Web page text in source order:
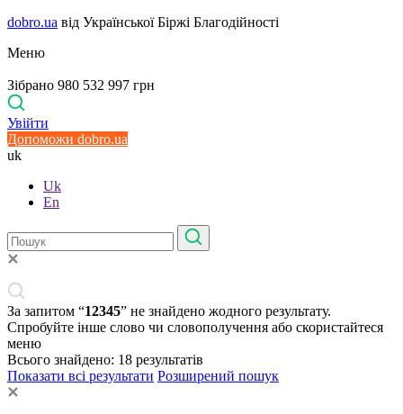
dobro.ua від Української Біржі Благодійності
Меню
Зібрано 980 532 997 грн
Увійти
Допоможи dobro.ua
uk
Uk
En
За запитом “12345” не знайдено жодного результату.
Спробуйте інше слово чи словополучення або скористайтеся
меню
Всього знайдено: 18 результатів
Показати всі результати Розширений пошук